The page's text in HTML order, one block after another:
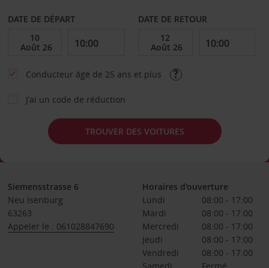
DATE DE DÉPART DATE DE RETOUR
Conducteur âgé de 25 ans et plus
J’ai un code de réduction
TROUVER DES VOITURES
Siemensstrasse 6
Neu Isenburg
63263
Appeler le : 061028847690
Horaires d'ouverture
Lundi
08:00 - 17:00
Mardi
08:00 - 17:00
Mercredi
08:00 - 17:00
Jeudi
08:00 - 17:00
Vendredi
08:00 - 17:00